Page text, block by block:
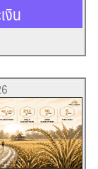
งิน